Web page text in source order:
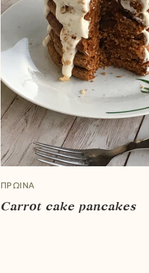
ΠΡΩΙΝΆ
Carrot cake pancakes